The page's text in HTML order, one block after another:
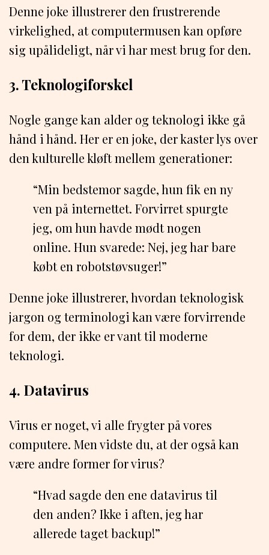
Denne joke illustrerer den frustrerende
virkelighed, at computermusen kan opføre
sig upålideligt, når vi har mest brug for den.
3. Teknologiforskel
Nogle gange kan alder og teknologi ikke gå
hånd i hånd. Her er en joke, der kaster lys over
den kulturelle kløft mellem generationer:
“Min bedstemor sagde, hun fik en ny
ven på internettet. Forvirret spurgte
jeg, om hun havde mødt nogen
online. Hun svarede: Nej, jeg har bare
købt en robotstøvsuger!”
Denne joke illustrerer, hvordan teknologisk
jargon og terminologi kan være forvirrende
for dem, der ikke er vant til moderne
teknologi.
4. Datavirus
Virus er noget, vi alle frygter på vores
computere. Men vidste du, at der også kan
være andre former for virus?
“Hvad sagde den ene datavirus til
den anden? Ikke i aften, jeg har
allerede taget backup!”